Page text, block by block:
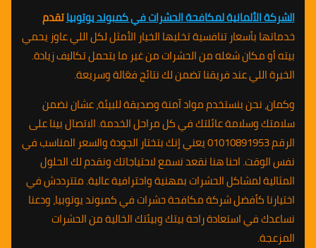
الشركة الألمانية لمكافحة الحشرات في كمبوند يوتوبياتقدم
خدماتها بأسعار تنافسية تخليها الخيار الأمثل لكل اللي عاوز يحمي
بيته أو مكان شغله من الحشرات من غير ما يتحمل تكاليف زيادة.
الخبرة اللي عند فريقنا تضمن لك نتائج فعّالة وسريعة.
وكمان، نحن بنستخدم مواد آمنة وصديقة للبيئة، عشان نضمن
سلامتك وسلامة عائلتك في كل مراحل الخدمة. الاتصال بينا على
الرقم 01010891953 يعني إنك بتختار الجودة والسعر المناسب في
نفس الوقت. احنا هنا نقعد نسمع لاحتياجاتك ونقدم لك الحلول
المثالية لمشاكل الحشرات بمهنية واحترافية عالية. متترددش في
اختيارنا كأفضل شركة مكافحة حشرات في كمبوند يوتوبيا، ودعنا
نساعدك في استعادة راحة بيتك وبيئتك الخالية من الحشرات
المزعجة.